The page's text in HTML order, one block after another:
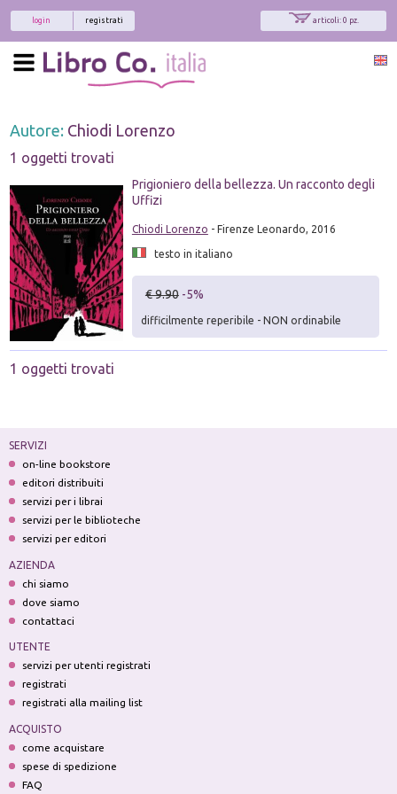
articoli: 0 pz.
registrati
login
Autore: Chiodi Lorenzo
1 oggetti trovati
Prigioniero della bellezza. Un racconto degli
Uffizi
Chiodi Lorenzo - Firenze Leonardo, 2016
testo in italiano
€ 9.90 -5%
difficilmente reperibile - NON ordinabile
1 oggetti trovati
SERVIZI
on-line bookstore
editori distribuiti
servizi per i librai
servizi per le biblioteche
servizi per editori
AZIENDA
chi siamo
dove siamo
contattaci
UTENTE
servizi per utenti registrati
registrati
registrati alla mailing list
ACQUISTO
come acquistare
spese di spedizione
FAQ